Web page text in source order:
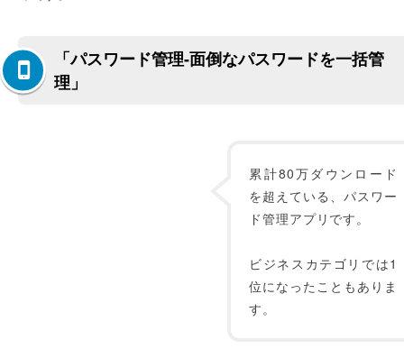
「パスワード管理-面倒なパスワードを一括管
理」
累計80万ダウンロード
を超えている、パスワー
ド管理アプリです。
ビジネスカテゴリでは1
位になったこともありま
す。